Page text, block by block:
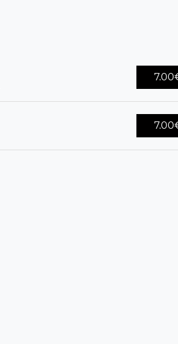
7.00
7.00